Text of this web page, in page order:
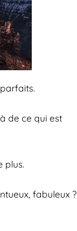
de ce qui est
plus.
fabuleux ?